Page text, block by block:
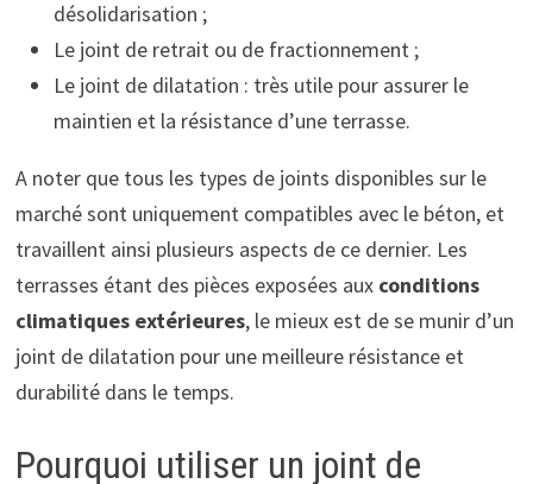
désolidarisation ;
Le joint de retrait ou de fractionnement ;
Le joint de dilatation : très utile pour assurer le
maintien et la résistance d’une terrasse.
A noter que tous les types de joints disponibles sur le
marché sont uniquement compatibles avec le béton, et
travaillent ainsi plusieurs aspects de ce dernier. Les
terrasses étant des pièces exposées aux conditions
climatiques extérieures, le mieux est de se munir d’un
joint de dilatation pour une meilleure résistance et
durabilité dans le temps.
Pourquoi utiliser un joint de